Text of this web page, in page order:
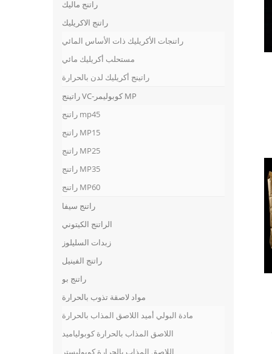
راتنج ماليك
راتنج الاكريليك
راتنجات الأكريليك ذات الأساس المائي
مستحلب أكريليك مائي
راتينج أكريليك لدن بالحرارة
راتينج VC-كوبوليمر MP
راتنج mp45
راتنج MP15
راتنج MP25
راتنج MP35
راتنج MP60
راتنج سيفا
الراتنج الكيتوني
زبدات السليلوز
راتنج الفينيل
راتنج بو
مواد لاصقة تذوب بالحرارة
مادة البولي أميد اللاصق المذاب بالحرارة
اللاصق المذاب بالحرارة كوبولياميد
اللاصق المذاب بالحرارة كوبوليستر